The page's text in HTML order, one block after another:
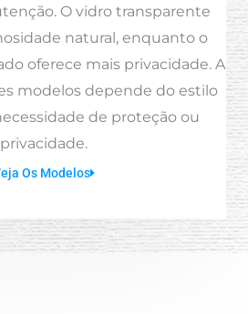
O vidro transparente
natural, enquanto o
oferece mais privacidade. A
modelos depende do estilo
de proteção ou
privacidade.
Os Modelos